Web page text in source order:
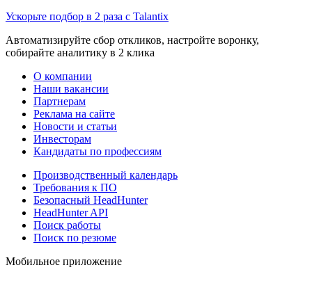
Ускорьте подбор в 2 раза с Talantix
Автоматизируйте сбор откликов, настройте воронку,
собирайте аналитику в 2 клика
О компании
Наши вакансии
Партнерам
Реклама на сайте
Новости и статьи
Инвесторам
Кандидаты по профессиям
Производственный календарь
Требования к ПО
Безопасный HeadHunter
HeadHunter API
Поиск работы
Поиск по резюме
Мобильное приложение